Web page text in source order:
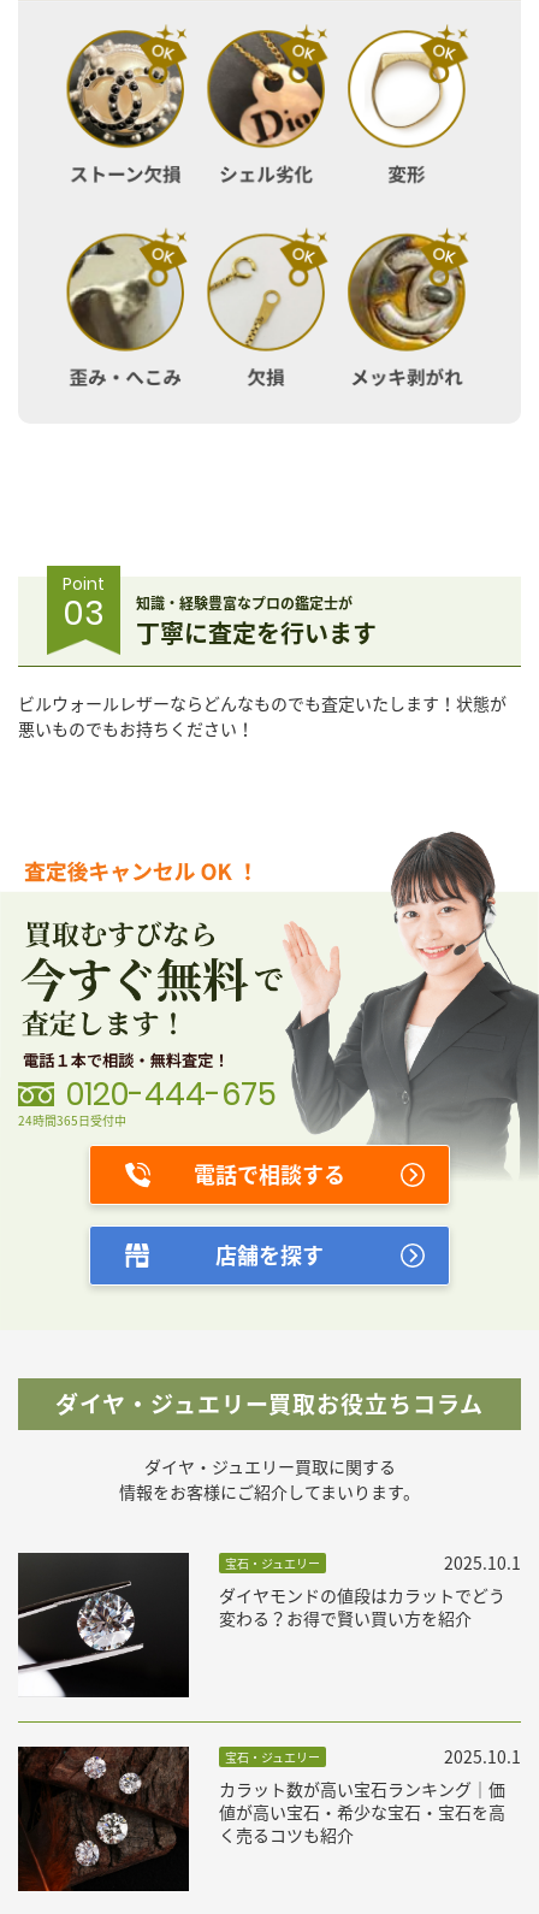
Point
03 知識・経験豊富なプロの鑑定士が
丁寧に査定を行います
ビルウォールレザーならどんなものでも査定いたします！状態が
悪いものでもお持ちください！
0120-444-675
24時間365日受付中
電話で相談する
店舗を探す
ダイヤ・ジュエリー買取お役立ちコラム
ダイヤ・ジュエリー買取に関する
情報をお客様にご紹介してまいります。
宝石・ジュエリー
ダイヤモンドの値段はカラットでどう
変わる？お得で賢い買い方を紹介
2025.10.1
宝石・ジュエリー
カラット数が高い宝石ランキング｜価
値が高い宝石・希少な宝石・宝石を高
く売るコツも紹介
2025.10.1